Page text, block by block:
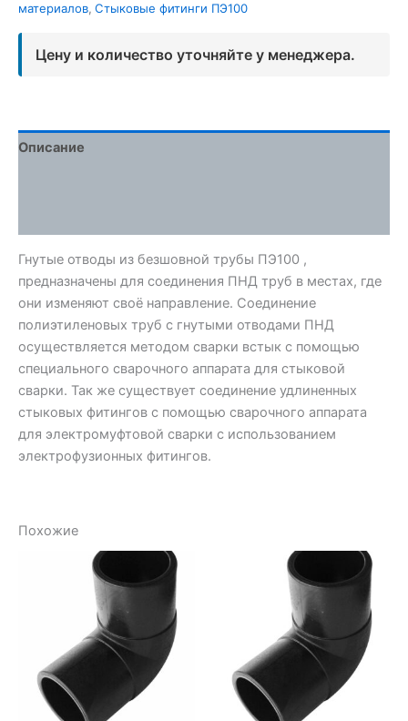
материалов, Стыковые фитинги ПЭ100
Цену и количество уточняйте у менеджера.
Описание
Гнутые отводы из безшовной трубы ПЭ100 ,
предназначены для соединения ПНД труб в местах, где
они изменяют своё направление. Соединение
полиэтиленовых труб с гнутыми отводами ПНД
осуществляется методом сварки встык с помощью
специального сварочного аппарата для стыковой
сварки. Так же существует соединение удлиненных
стыковых фитингов с помощью сварочного аппарата
для электромуфтовой сварки с использованием
электрофузионных фитингов.
Похожие